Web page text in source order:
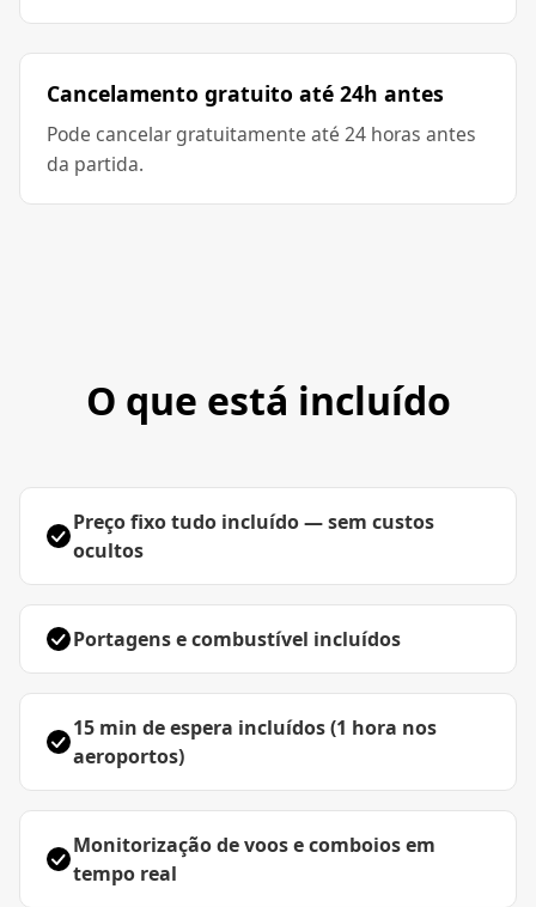
Cancelamento gratuito até 24h antes
Pode cancelar gratuitamente até 24 horas antes
da partida.
O que está incluído
Preço fixo tudo incluído — sem custos
ocultos
Portagens e combustível incluídos
15 min de espera incluídos (1 hora nos
aeroportos)
Monitorização de voos e comboios em
tempo real